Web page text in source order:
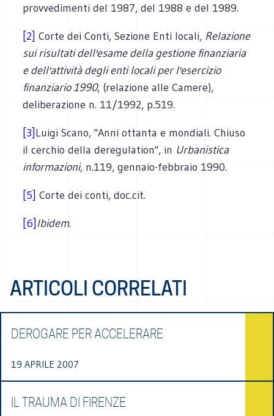
provvedimenti del 1987, del 1988 e del 1989.
[2] Corte dei Conti, Sezione Enti locali, Relazione
sui risultati dell'esame della gestione finanziaria
e dell'atti­vità degli enti locali per l'esercizio
finanziario 1990, (relazione alle Camere),
deliberazione n. 11/1992, p.519.
[3]Luigi Scano, "Anni ottanta e mondiali. Chiuso
il cerchio della deregulation", in Urbanistica
informa­zioni, n.119, gennaio-febbraio 1990.
[5] Corte dei conti, doc.cit.
[6]Ibidem.
ARTICOLI CORRELATI
DEROGARE PER ACCELERARE
19 APRILE 2007
IL TRAUMA DI FIRENZE